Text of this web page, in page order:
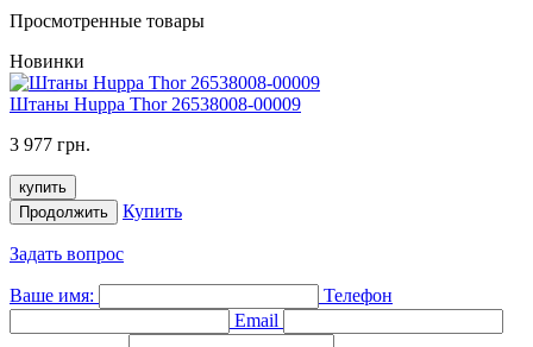
Просмотренные товары
Новинки
Штаны Huppa Thor 26538008-00009
3 977 грн.
купить
Продолжить
Купить
Задать вопрос
Ваше имя:
Телефон
Email